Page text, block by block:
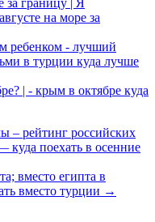
за границу | Я
на море за
ребенком - лучший
в турции куда лучше
| - крым в октябре куда
– рейтинг российских
куда поехать в осенние
вместо египта в
вместо турции →